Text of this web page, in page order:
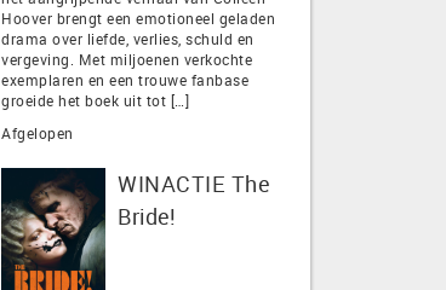
Hoover brengt een emotioneel geladen
drama over liefde, verlies, schuld en
vergeving. Met miljoenen verkochte
exemplaren en een trouwe fanbase
groeide het boek uit tot […]
Afgelopen
WINACTIE The
Bride!